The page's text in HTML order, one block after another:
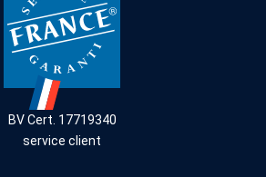
BV Cert. 17719340
service client